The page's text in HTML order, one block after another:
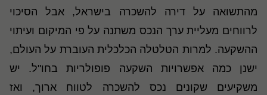
מהתשואה על דירה להשכרה בישראל, אבל הסיכוי
לרווחים מעליית ערך הנכס משתנה על פי המיקום ועיתוי
ההשקעה. למרות הטלטלה הכלכלית העוברת על העולם,
ישנן כמה אפשרויות השקעה פופולריות בחו"ל. יש
משקיעים שקונים נכס להשכרה לטווח ארוך, ואז